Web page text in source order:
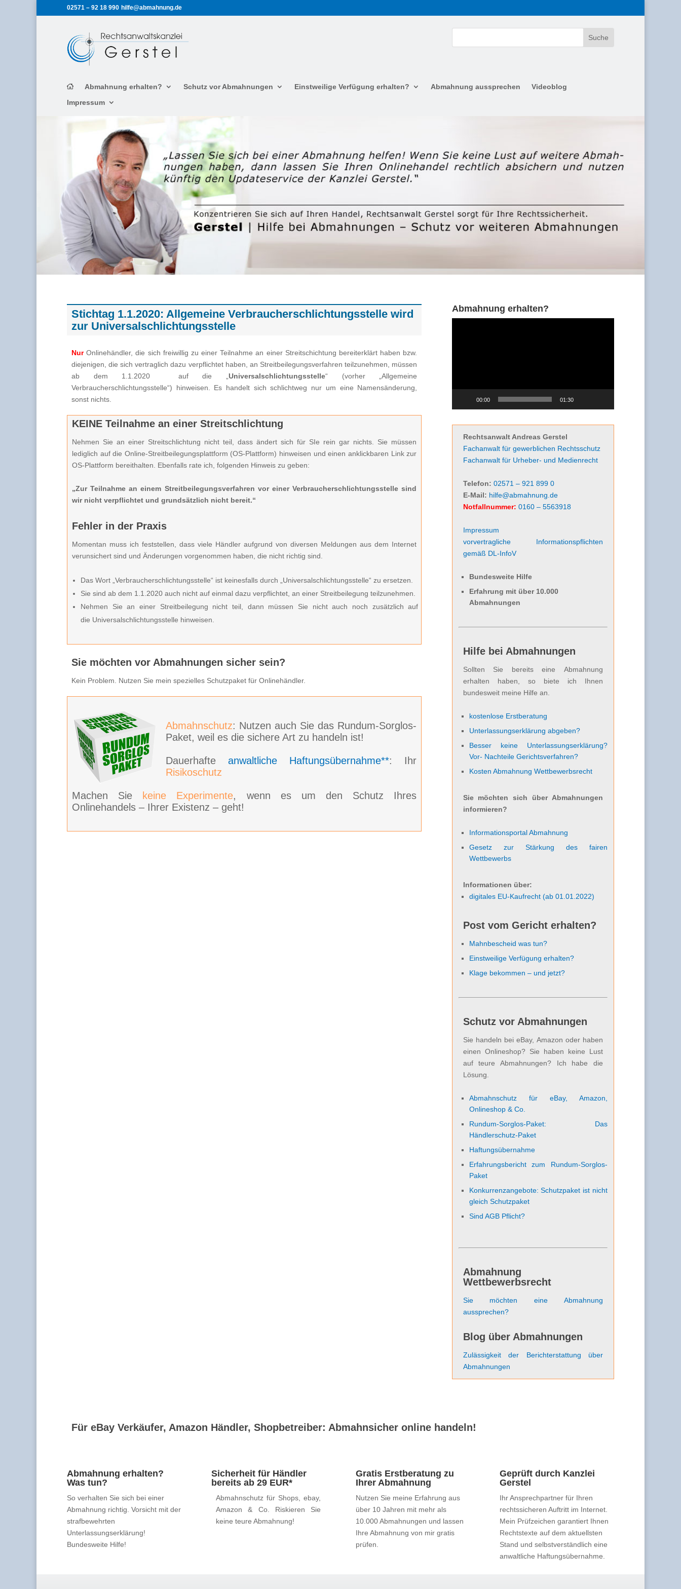
02571 – 92 18 990 hilfe@abmahnung.de
Abmahnung erhalten? Schutz vor Abmahnungen Einstweilige Verfügung erhalten? Abmahnung aussprechen
Videoblog
Impressum
Stichtag 1.1.2020: Allgemeine Verbraucherschlichtungsstelle wird
zur Universalschlichtungsstelle
NurOnlinehändler, die sich freiwillig zu einer Teilnahme an einer Streitschichtung bereiterklärt haben bzw.
diejenigen, die sich vertraglich dazu verpflichtet haben, an Streitbeilegungsverfahren teilzunehmen, müssen
ab dem 1.1.2020 auf die „ Universalschlichtungsstelle“ (vorher „Allgemeine
Verbraucherschlichtungsstelle“) hinweisen. Es handelt sich schlichtweg nur um eine Namensänderung,
sonst nichts.
KEINE Teilnahme an einer Streitschlichtung
Nehmen Sie an einer Streitschlichtung nicht teil, dass ändert sich für SIe rein gar nichts. Sie müssen
lediglich auf die Online-Streitbeilegungsplattform (OS-Plattform) hinweisen und einen anklickbaren Link zur
OS-Plattform bereithalten. Ebenfalls rate ich, folgenden Hinweis zu geben:
„Zur Teilnahme an einem Streitbeilegungsverfahren vor einer Verbraucherschlichtungsstelle sind
wir nicht verpflichtet und grundsätzlich nicht bereit.“
Fehler in der Praxis
Momentan muss ich feststellen, dass viele Händler aufgrund von diversen Meldungen aus dem Internet
verunsichert sind und Änderungen vorgenommen haben, die nicht richtig sind.
Das Wort „Verbraucherschlichtungsstelle“ ist keinesfalls durch „Universalschlichtungsstelle“ zu ersetzen.
Sie sind ab dem 1.1.2020 auch nicht auf einmal dazu verpflichtet, an einer Streitbeilegung teilzunehmen.
Nehmen Sie an einer Streitbeilegung nicht teil, dann müssen Sie nicht auch noch zusätzlich auf
die Universalschlichtungsstelle hinweisen.
Sie möchten vor Abmahnungen sicher sein?
Kein Problem. Nutzen Sie mein spezielles Schutzpaket für Onlinehändler.
Abmahnschutz: Nutzen auch Sie das Rundum-Sorglos-
Paket, weil es die sichere Art zu handeln ist!
Dauerhafteanwaltliche Haftungsübernahme**: Ihr
Risikoschutz
Machen Sie keine Experimente, wenn es um den Schutz Ihres
Onlinehandels – Ihrer Existenz – geht!
Abmahnung erhalten?
00:00 01:30
Rechtsanwalt Andreas Gerstel
Fachanwalt für gewerblichen Rechtsschutz
Fachanwalt für Urheber- und Medienrecht
Telefon: 02571 – 921 899 0
E-Mail: hilfe@abmahnung.de
Notfallnummer: 0160 – 5563918
Impressum
vorvertragliche Informationspflichten
gemäß DL-InfoV
Bundesweite Hilfe
Erfahrung mit über 10.000
Abmahnungen
Hilfe bei Abmahnungen
Sollten Sie bereits eine Abmahnung
erhalten haben, so biete ich Ihnen
bundesweit meine Hilfe an.
kostenlose Erstberatung
Unterlassungserklärung abgeben?
Besser keine Unterlassungserklärung?
Vor- Nachteile Gerichtsverfahren?
Kosten Abmahnung Wettbewerbsrecht
Sie möchten sich über Abmahnungen
informieren?
Informationsportal Abmahnung
Gesetz zur Stärkung des fairen
Wettbewerbs
Informationen über:
digitales EU-Kaufrecht (ab 01.01.2022)
Post vom Gericht erhalten?
Mahnbescheid was tun?
Einstweilige Verfügung erhalten?
Klage bekommen – und jetzt?
Schutz vor Abmahnungen
Sie handeln bei eBay, Amazon oder haben
einen Onlineshop? Sie haben keine Lust
auf teure Abmahnungen? Ich habe die
Lösung.
Abmahnschutz für eBay, Amazon,
Onlineshop & Co.
Rundum-Sorglos-Paket: Das
Händlerschutz-Paket
Haftungsübernahme
Erfahrungsbericht zum Rundum-Sorglos-
Paket
Konkurrenzangebote: Schutzpaket ist nicht
gleich Schutzpaket
Sind AGB Pflicht?
Abmahnung
Wettbewerbsrecht
Sie möchten eine Abmahnung
aussprechen?
Blog über Abmahnungen
Zulässigkeit der Berichterstattung über
Abmahnungen
Für eBay Verkäufer, Amazon Händler, Shopbetreiber: Abmahnsicher online handeln!
Abmahnung erhalten?
Was tun?
So verhalten Sie sich bei einer
Abmahnung richtig. Vorsicht mit der
strafbewehrten
Unterlassungserklärung!
Bundesweite Hilfe!
Sicherheit für Händler
bereits ab 29 EUR*
Abmahnschutz für Shops, ebay,
Amazon & Co. Riskieren Sie
keine teure Abmahnung!
Gratis Erstberatung zu
Ihrer Abmahnung
Nutzen Sie meine Erfahrung aus
über 10 Jahren mit mehr als
10.000 Abmahnungen und lassen
Ihre Abmahnung von mir gratis
prüfen.
Geprüft durch Kanzlei
Gerstel
Ihr Ansprechpartner für Ihren
rechtssicheren Auftritt im Internet.
Mein Prüfzeichen garantiert Ihnen
Rechtstexte auf dem aktuellsten
Stand und selbstverständlich eine
anwaltliche Haftungsübernahme.